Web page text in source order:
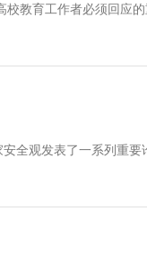
教育工作者必须回应
全观发表了一系列重